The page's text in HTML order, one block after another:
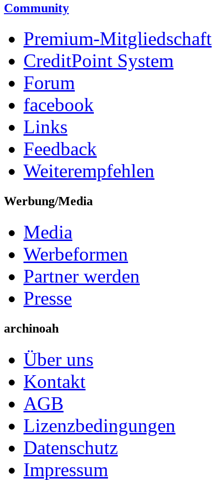
Community
Premium-Mitgliedschaft
CreditPoint System
Forum
facebook
Links
Feedback
Weiterempfehlen
Werbung/Media
Media
Werbeformen
Partner werden
Presse
archinoah
Über uns
Kontakt
AGB
Lizenzbedingungen
Datenschutz
Impressum